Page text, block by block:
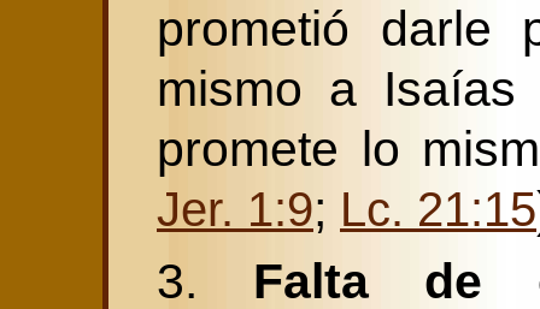
prometió darle
mismo a
promete lo
Jer. 1:9; Lc. 21:15
3. Falta de